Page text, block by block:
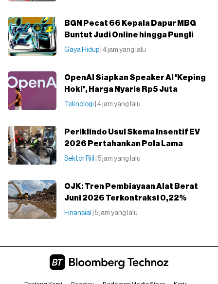
BGN Pecat 66 Kepala Dapur MBG
Buntut Judi Online hingga Pungli
Gaya Hidup | 4 jam yang lalu
OpenAI Siapkan Speaker AI 'Keping
Hoki', Harga Nyaris Rp5 Juta
Teknologi | 4 jam yang lalu
Periklindo Usul Skema Insentif EV
2026 Pertahankan Pola Lama
Sektor Riil | 5 jam yang lalu
OJK: Tren Pembiayaan Alat Berat
Juni 2026 Terkontraksi 0,22%
Finansial | 5 jam yang lalu